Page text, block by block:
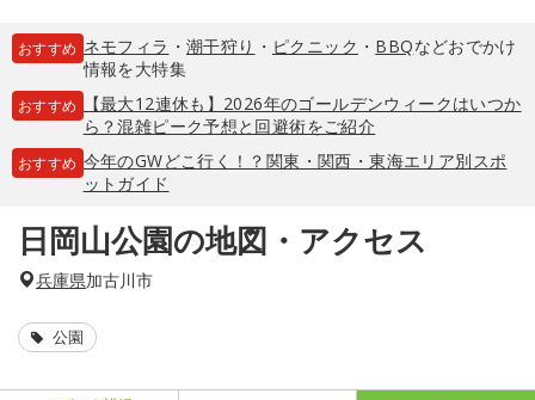
おすすめ ネモフィラ ・ 潮干狩り ・ ピクニック ・ BBQなどおでかけ
情報を大特集
おすすめ
【最大12連休も】2026年のゴールデンウィークはいつか
ら？混雑ピーク予想と回避術をご紹介
おすすめ 今年のGWどこ行く！？関東・関西・東海エリア別スポ
ットガイド
日岡山公園の地図・アクセス
兵庫県加古川市
公園